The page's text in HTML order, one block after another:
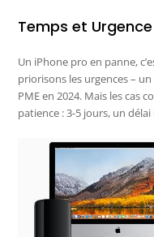
Temps et Urgence
Un iPhone pro en panne,
priorisons les urgences –
PME en 2024. Mais les cas
patience : 3-5 jours, un